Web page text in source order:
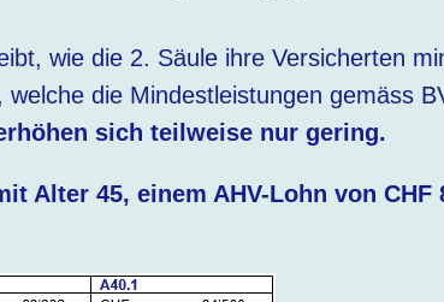
wie die 2. Säule ihre Versicherten
die Mindestleistungen gemäss
sich teilweise nur gering.
Alter 45, einem AHV-Lohn von CHF